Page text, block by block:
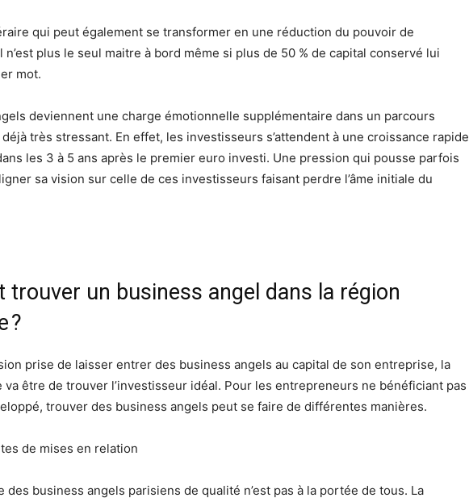
qui peut également se transformer en une réduction du pouvoir de
n’est plus le seul maitre à bord même si plus de 50 % de capital conservé lui
mot.
deviennent une charge émotionnelle supplémentaire dans un parcours
très stressant. En effet, les investisseurs s’attendent à une croissance rapide
les 3 à 5 ans après le premier euro investi. Une pression qui pousse parfois
sa vision sur celle de ces investisseurs faisant perdre l’âme initiale du
trouver un business angel dans la région
?
prise de laisser entrer des business angels au capital de son entreprise, la
va être de trouver l’investisseur idéal. Pour les entrepreneurs ne bénéficiant pas
trouver des business angels peut se faire de différentes manières.
de mises en relation
des business angels parisiens de qualité n’est pas à la portée de tous. La